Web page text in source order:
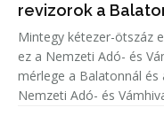
revizorok a
Mintegy kétezer-ötszáz
ez a Nemzeti Adó- és
mérlege a Balatonnál
Nemzeti Adó- és